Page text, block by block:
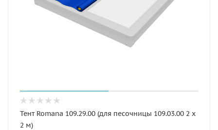
Тент Romana 109.29.00 (для песочницы 109.03.00 2 x
2 м)